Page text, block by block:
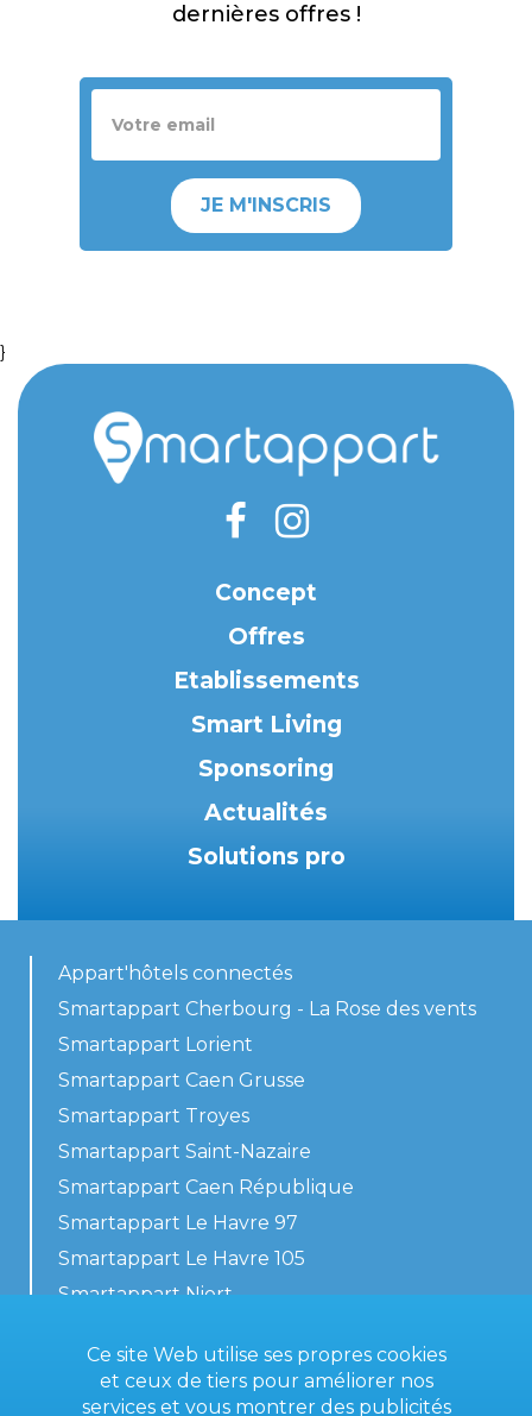
dernières offres !
JE M'INSCRIS
}
Concept
Offres
Etablissements
Smart Living
Sponsoring
Actualités
Solutions pro
Appart'hôtels connectés
Smartappart Cherbourg - La Rose des vents
Smartappart Lorient
Smartappart Caen Grusse
Smartappart Troyes
Smartappart Saint-Nazaire
Smartappart Caen République
Smartappart Le Havre 97
Smartappart Le Havre 105
Smartappart Niort
Ce site Web utilise ses propres cookies
et ceux de tiers pour améliorer nos
services et vous montrer des publicités